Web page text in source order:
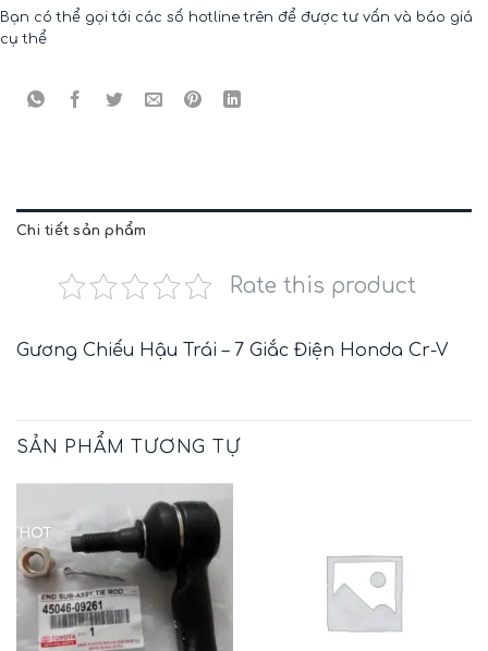
Bạn có thể gọi tới các số hotline trên để được tư vấn và báo giá
cụ thể
Chi tiết sản phẩm
Rate this product
Gương Chiếu Hậu Trái – 7 Giắc Điện Honda Cr-V
SẢN PHẨM TƯƠNG TỰ
HOT